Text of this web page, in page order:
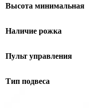
Высота минимальная
Наличие рожка
Пульт управления
Тип подвеса